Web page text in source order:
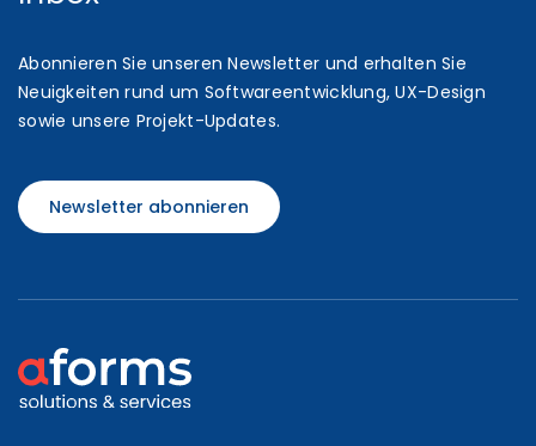
Abonnieren Sie unseren Newsletter und erhalten Sie
Neuigkeiten rund um Softwareentwicklung, UX-Design
sowie unsere Projekt-Updates.
Newsletter abonnieren